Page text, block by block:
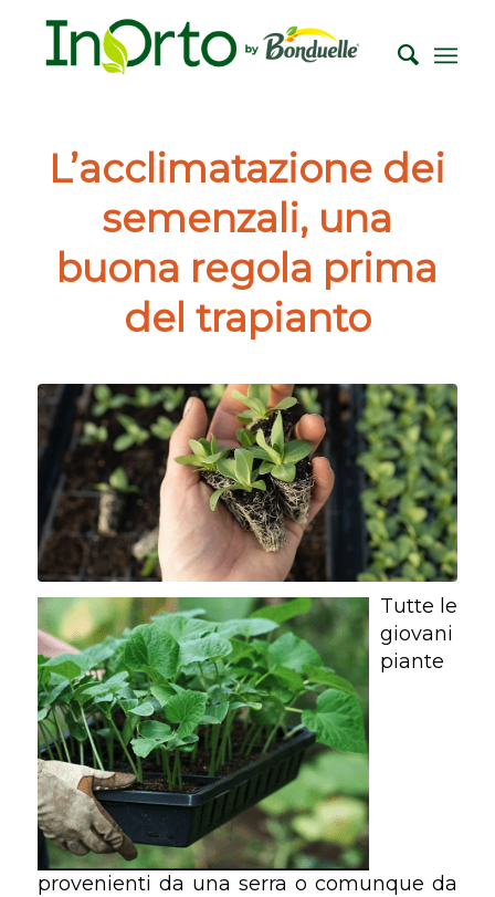
L’acclimatazione dei
semenzali, una
buona regola prima
del trapianto
Tutte le
giovani
piante
provenienti da una serra o comunque da